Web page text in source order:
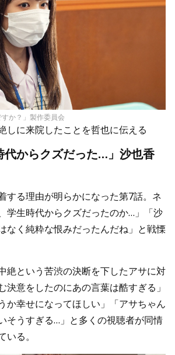
か？」製作委員会
しに来院したことを哲也に伝える
代からクズだった…」沙也香
する理由が明らかになった第7話。ネ
学生時代からクズだったのか…」「沙
なく純粋な恨みだったんだね」と戦慄
絶という苦渋の決断を下したアサに対
決意をしたのにあの言葉は酷すぎる」
か幸せになってほしい」「アサちゃん
そうすぎる…」と多くの視聴者が同情
る。